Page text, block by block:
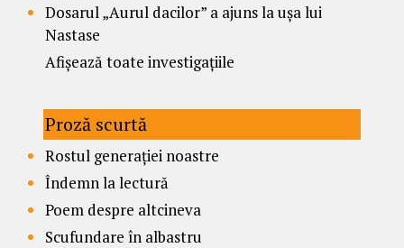
Dosarul „Aurul dacilor” a ajuns la ușa lui
Nastase
Afișează toate investigațiile
Proză scurtă
Rostul generației noastre
Îndemn la lectură
Poem despre altcineva
Scufundare în albastru